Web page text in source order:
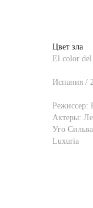
Цвет зла
El color del
Испания /
Режиссер:
Актеры:
Уго Сильва
Luxuria